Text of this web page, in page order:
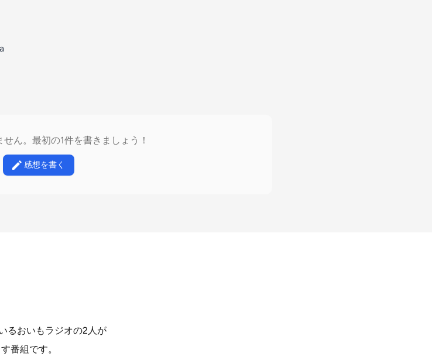
せん。最初の1件を書きましょう！
感想を書く
るおいもラジオの2人が
番組です。